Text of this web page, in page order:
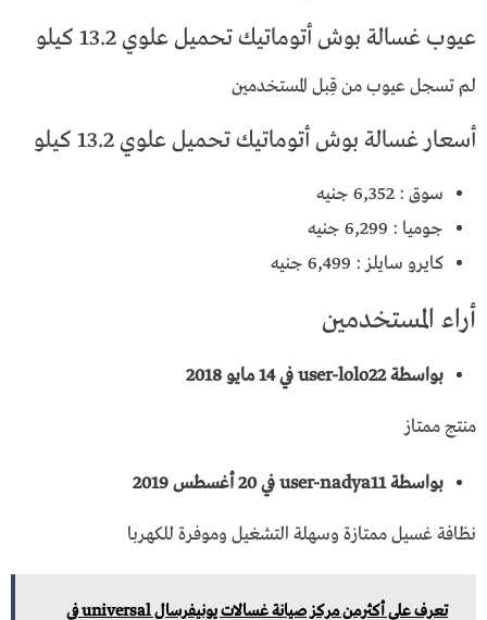
عيوب غسالة بوش أتوماتيك تحميل علوي 13.2 كيلو
لم تسجل عيوب من قِبل المستخدمين
أسعار غسالة بوش أتوماتيك تحميل علوي 13.2 كيلو
ســـــوق : 6,352 جنيه
جوميــا : 6,299 جنيه
كايرو سايلز : 6,499 جنيه
أراء المستخدمين
بواسطة user-lolo22 في 14 مايو 2018
منتج ممتاز
بواسطة user-nadya11 في 20 أغسطس 2019
نظافة غسيل ممتازة وسهلة التشغيل وموفرة للكهربا
تعرف على أكثرمن مركز صيانة غسالات يونيفرسال universal في